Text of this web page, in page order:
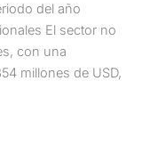
del año
El sector no
con una
millones de USD,